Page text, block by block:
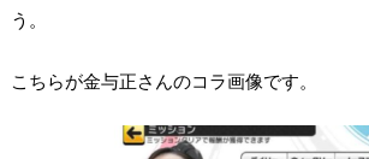
う。
こちらが金与正さんのコラ画像です。